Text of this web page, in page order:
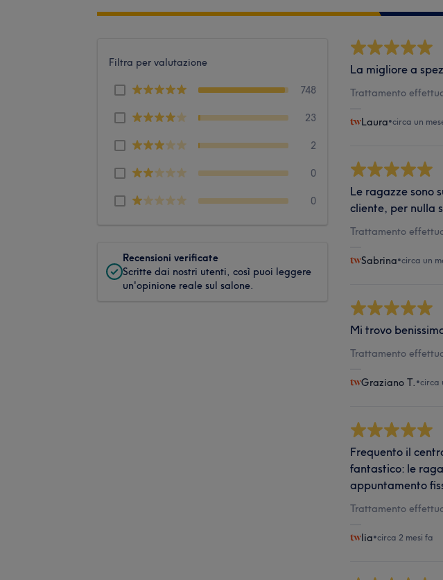
Filtra per valutazione
748
23
2
0
0
Recensioni verificate
Scritte dai nostri utenti, così puoi leggere
un'opinione reale sul salone.
La migliore a
Trattamento
Laura•circa un
Le ragazze sono
cliente, per nulla
Trattamento
Sabrina•circa un
Mi trovo
Trattamento
Graziano T. •circa
Frequento il
fantastico: le
appuntamento
Trattamento
lia•circa 2 mesi fa